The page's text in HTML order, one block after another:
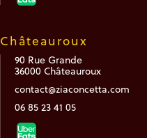
Châteauroux
90 Rue Grande
36000 Châteauroux
contact@ziaconcetta.com
06 85 23 41 05